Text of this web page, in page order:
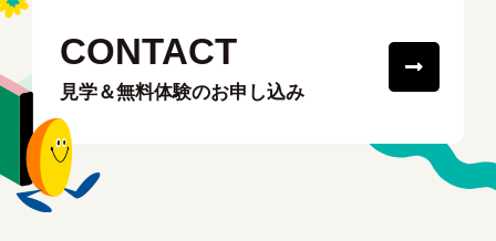
CONTACT
見学＆無料体験のお申し込み